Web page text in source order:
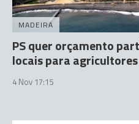
MADEIRA
PS quer orçamento
locais para
4 Nov 17:15